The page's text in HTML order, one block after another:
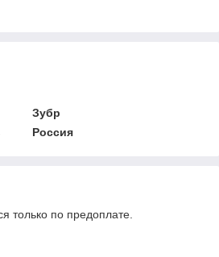
Зубр
Россия
только по предоплате.